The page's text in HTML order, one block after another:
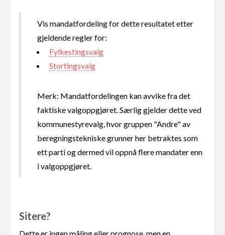
Vis mandatfordeling for dette resultatet etter
gjeldende regler for:
Fylkestingsvalg
Stortingsvalg
Merk: Mandatfordelingen kan avvike fra det
faktiske valgoppgjøret. Særlig gjelder dette ved
kommunestyrevalg, hvor gruppen "Andre" av
beregningstekniske grunner her betraktes som
ett parti og dermed vil oppnå flere mandater enn
i valgoppgjøret.
Sitere?